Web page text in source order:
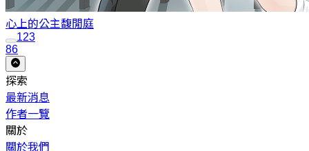
心上的公主馥閒庭
123
86
探索
最新消息
作者一覽
關於
關於我們